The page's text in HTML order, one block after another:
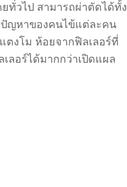
วไป สามารถผ่าตัดได้ทั้ง
ญหาของคนไข้แต่ละคน
ตงโม ห้อยจากฟิลเลอร์ที่
ลอร์ได้มากกว่าเปิดแผล